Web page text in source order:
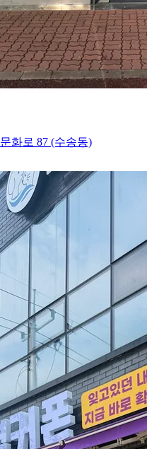
화로 87 (수송동)